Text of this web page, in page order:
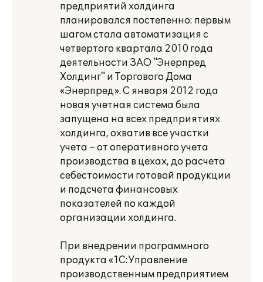
предприятий холдинга
планировался постепенно: первым
шагом стала автоматизация с
четвертого квартала 2010 года
деятельности ЗАО "Энерпред
Холдинг" и Торгового Дома
«Энерпред». С января 2012 года
новая учетная система была
запущена на всех предприятиях
холдинга, охватив все участки
учета – от оперативного учета
производства в цехах, до расчета
себестоимости готовой продукции
и подсчета финансовых
показателей по каждой
организации холдинга.
При внедрении программного
продукта «1С:Управление
производственным предприятием